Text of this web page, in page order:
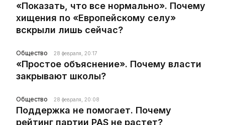
«Показать, что все нормально». Почему
хищения по «Европейскому селу»
вскрыли лишь сейчас?
Общество 28 февраля, 20:17
«Простое объяснение». Почему власти
закрывают школы?
Общество 28 февраля, 20:08
Поддержка не помогает. Почему
рейтинг партии PAS не растет?